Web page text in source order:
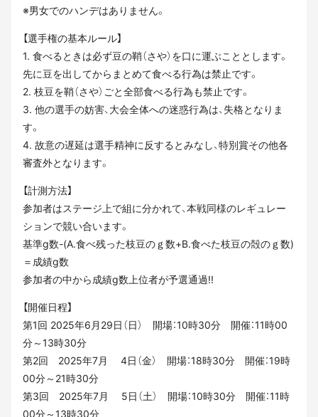
※男女でのハンデはありません。
【選手権の基本ルール】
1. 食べるときは必ず豆の鞘（さや）を口に運ぶこととします。
先に豆を出してからまとめて食べる行為は禁止です。
2. 枝豆を鞘（さや）ごと全部食べる行為も禁止です。
3. 他の選手の妨害、大会全体への迷惑行為は、失格となりま
す。
4. 故意の遅延は選手精神に反するとみなし、特別賞その他各
審査外となります。
【計測方法】
参加者はステージ上で組に分かれて、本戦同様のレギュレー
ションで競い合います。
基準g数-(A.食べ残った枝豆のｇ数+B.食べた枝豆の殻のｇ数)
＝成績g数
参加者の中から成績g数上位者が予選通過!!
【開催日程】
第1回 2025年6月29日（日） 開場：10時30分 開催：11時00
分～13時30分
第2回 2025年7月 4日（金） 開場：18時30分 開催：19時
00分～21時30分
第3回 2025年7月 5日（土） 開場：10時30分 開催：11時
00分～13時30分